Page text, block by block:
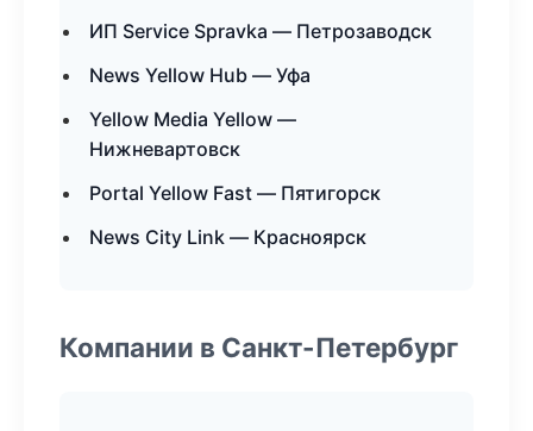
ИП Service Spravka — Петрозаводск
News Yellow Hub — Уфа
Yellow Media Yellow —
Нижневартовск
Portal Yellow Fast — Пятигорск
News City Link — Красноярск
Компании в Санкт-Петербург